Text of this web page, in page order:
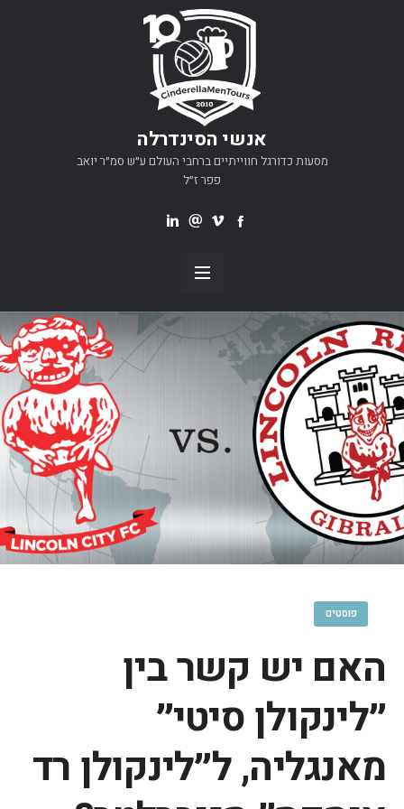
אנשי הסינדרלה
מסעות כדורגל חווייתיים ברחבי העולם ע״ש סמ״ר יואב
פפר ז״ל
פוסטים
האם יש קשר בין
״לינקולן סיטי״
מאנגליה, ל״לינקולן רד